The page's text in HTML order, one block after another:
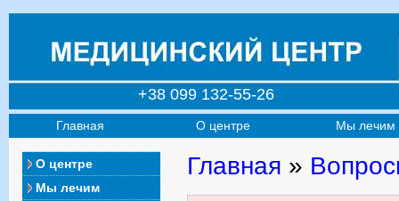
+38 099 132-55-26
Главная О центре Мы лечим
О центре
Мы лечим
Главная »